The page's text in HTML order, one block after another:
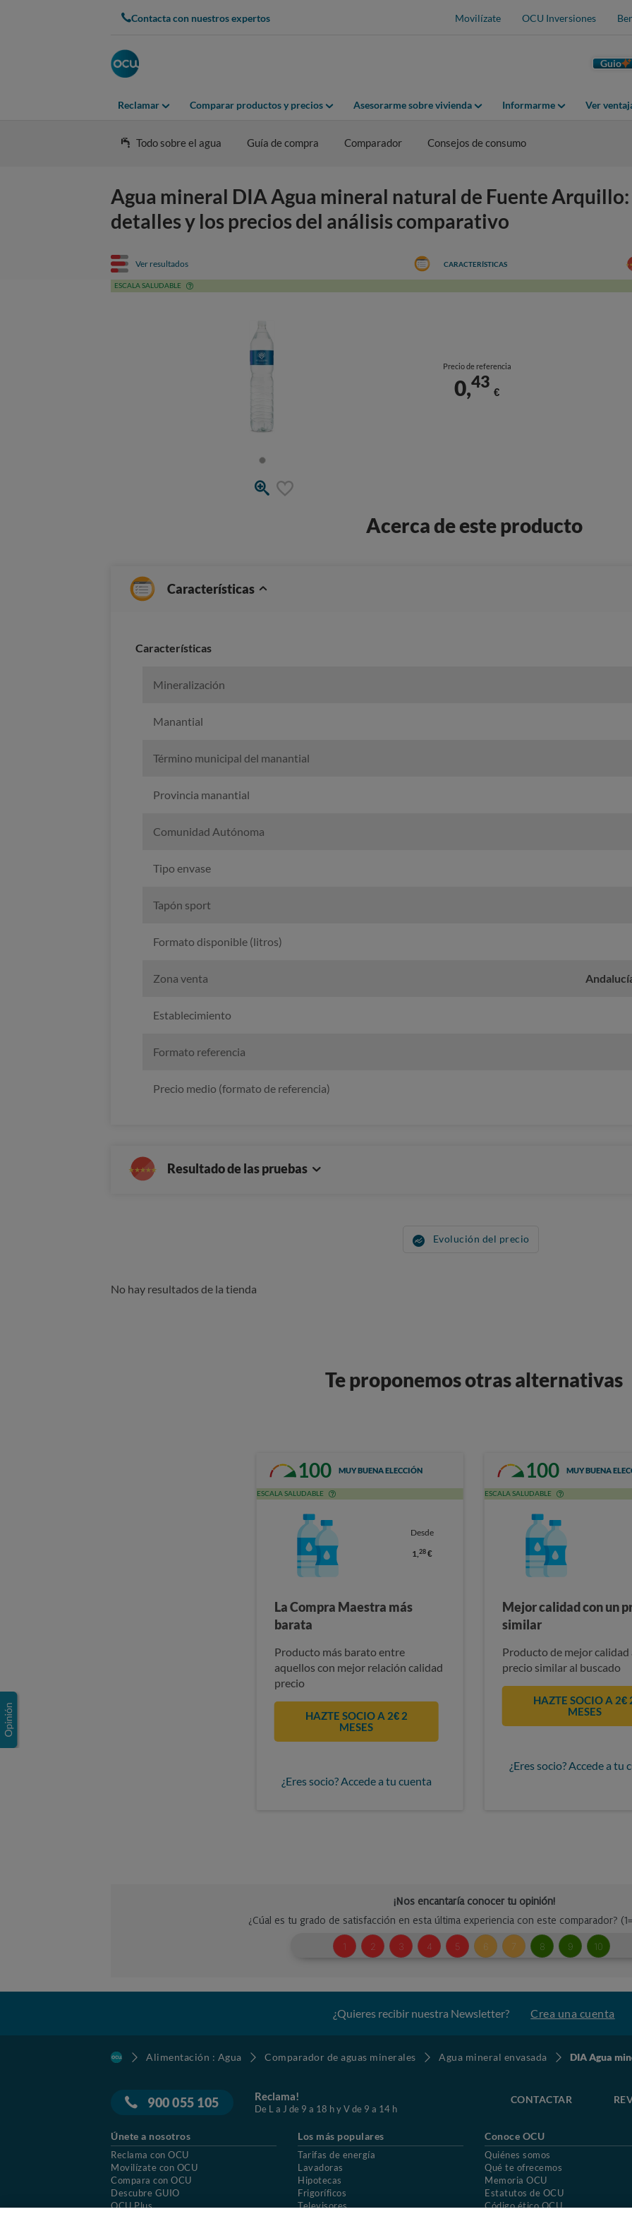
Contacta con nuestros expertos Movilízate OCU Inversiones
Guio
Reclamar Comparar productos y precios Asesorarme sobre vivienda Informarme Ver
Todo sobre el agua Guía de compra Comparador Consejos de consumo
Agua mineral DIA Agua mineral natural de Fuente
detalles y los precios del análisis comparativo
Ver resultados
ESCALA SALUDABLE
CARACTERÍSTICAS
Precio de referencia
0,43
€
Acerca de este producto
Características
Caracterí­sticas
Mineralización
Manantial
Término municipal del manantial
Provincia manantial
Comunidad Autónoma
Tipo envase
Tapón sport
Formato disponible (litros)
Zona venta
Establecimiento
Formato referencia
Precio medio (formato de referencia)
Resultado de las pruebas
Evolución del precio
No hay resultados de la tienda
Te proponemos otras alternativas
100 MUY BUENA ELECCIÓN
ESCALA SALUDABLE
Desde
1,28€
La Compra Maestra más
barata
Producto más barato entre
aquellos con mejor relación calidad
precio
HAZTE SOCIO A 2€ 2
MESES
¿Eres socio? Accede a tu cuenta
100 MUY BUENA
ESCALA SALUDABLE
Mejor calidad con un
similar
Producto de mejor calidad
precio similar al buscado
HAZTE SOCIO A 2€
MESES
¿Eres socio? Accede a tu
¿Quieres recibir nuestra Newsletter? Crea una cuenta
Alimentación : Agua Comparador de aguas minerales Agua mineral envasada DIA Agua
900 055 105 Reclama!
De L a J de 9 a 18 h y V de 9 a 14 h
CONTACTAR
Únete a nosotros
Reclama con OCU
Movilízate con OCU
Compara con OCU
Descubre GUIO
OCU Plus
Los más populares
Tarifas de energía
Lavadoras
Hipotecas
Frigoríficos
Televisores
Conoce OCU
Quiénes somos
Qué te ofrecemos
Memoria OCU
Estatutos de OCU
Código ético OCU